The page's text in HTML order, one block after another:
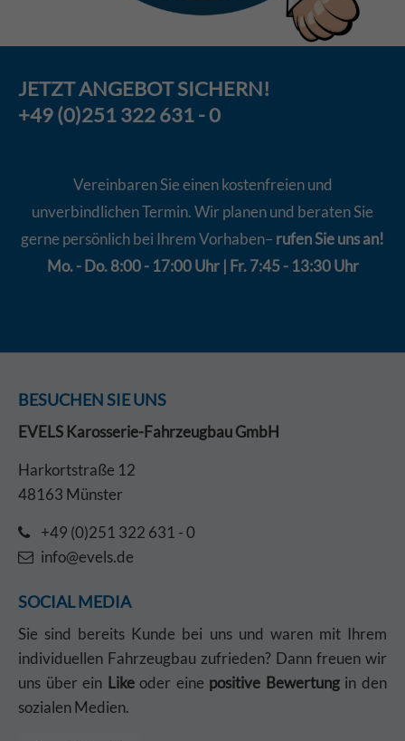
JETZTANGEBOTSICHERN!
+49 (0)251 322 631 - 0
Vereinbaren Sie einen kostenfreien und
unverbindlichen Termin. Wir planen und beraten Sie
gerne persönlich bei Ihrem Vorhaben– rufen Sie uns an!
Mo. - Do. 8:00 - 17:00 Uhr | Fr. 7:45 - 13:30 Uhr
BESUCHEN SIE UNS
EVELS Karosserie-Fahrzeugbau GmbH
Harkortstraße 12
48163 Münster
+49 (0)251 322 631 - 0
info@evels.de
SOCIAL MEDIA
Sie sind bereits Kunde bei uns und waren mit Ihrem
individuellen Fahrzeugbau zufrieden? Dann freuen wir
uns über ein Likeoder eine positive Bewertungin den
sozialen Medien.